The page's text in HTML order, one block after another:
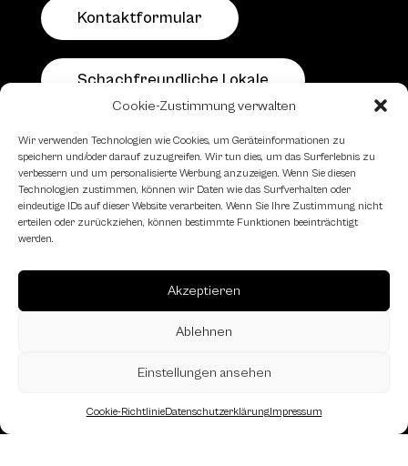
Cookie-Zustimmung verwalten
Wir verwenden Technologien wie Cookies, um Geräteinformationen zu
speichern und/oder darauf zuzugreifen. Wir tun dies, um das Surferlebnis zu
verbessern und um personalisierte Werbung anzuzeigen. Wenn Sie diesen
Technologien zustimmen, können wir Daten wie das Surfverhalten oder
eindeutige IDs auf dieser Website verarbeiten. Wenn Sie Ihre Zustimmung nicht
erteilen oder zurückziehen, können bestimmte Funktionen beeinträchtigt
werden.
Akzeptieren
Ablehnen
Einstellungen ansehen
Cookie-RichtlinieDatenschutzerklärungImpressum
Kontaktformular
Schachfreundliche Lokale
Landesverband Oberösterreich des